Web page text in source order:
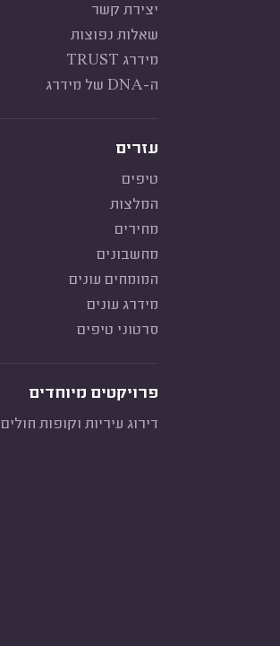
יצירת קשר
שאלות נפוצות
מידרג TRUST
ה-DNA של מידרג
עזרים
טיפים
המלצות
מחירים
מחשבונים
המומחים עונים
מידרג עונים
סרטוני טיפים
פרויקטים מיוחדים
דירוג עיריות וקופות חולים